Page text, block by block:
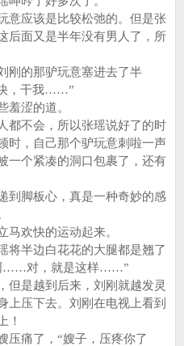
应该是比较松弛的。但是张
后面又是半年没有男人了，所
的那驴玩意塞进去了半
，干我……”
涩的道。
不会，所以张瑶说好了的时
时，自己那个驴玩意刺啦一声
一个紧凑的洞口包裹了，还有
脚板心，真是一种奇妙的感
欢快的运动起来。
半边白花花的大腿都是翘了
……对，就是这样……”
是越到后来，刘刚就越发灵
上压下去。刘刚在电视上看到
！
痛了，“嫂子，压疼你了